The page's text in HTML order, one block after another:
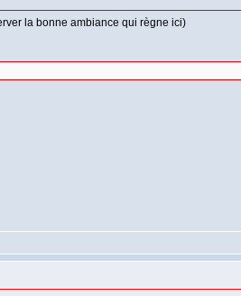
la bonne ambiance qui règne ici)